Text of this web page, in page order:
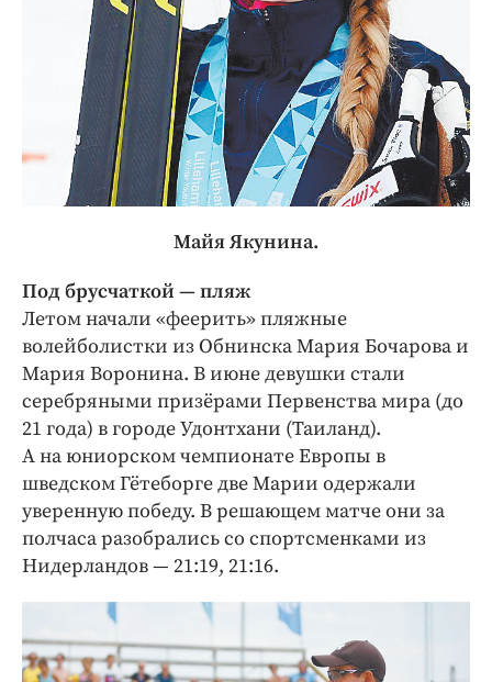
Майя Якунина.
Под брусчаткой — ​пляж
Летом начали «феерить» пляжные
волейболистки из Обнинска Мария Бочарова и
Мария Воронина. В июне девушки стали
серебряными призёрами Первенства мира (до
21 года) в городе Удонтхани (Таиланд).
А на юниорском чемпионате Европы в
шведском Гётеборге две Марии одержали
уверенную победу. В решающем матче они за
полчаса разобрались со спортсменками из
Нидерландов — 21:19, 21:16.